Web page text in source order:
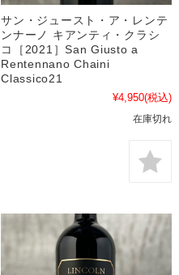
サン・ジュースト・ア・レンテ
ンナーノ キアンティ・クラシ
コ［2021］San Giusto a
Rentennano Chaini
Classico21
¥4,950(税込)
在庫切れ